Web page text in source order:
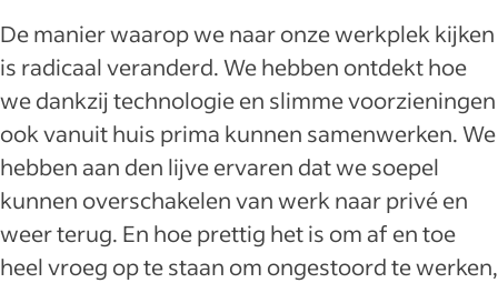
De manier waarop we naar onze werkplek kijken
is radicaal veranderd. We hebben ontdekt hoe
we dankzij technologie en slimme voorzieningen
ook vanuit huis prima kunnen samenwerken. We
hebben aan den lijve ervaren dat we soepel
kunnen overschakelen van werk naar privé en
weer terug. En hoe prettig het is om af en toe
heel vroeg op te staan om ongestoord te werken,